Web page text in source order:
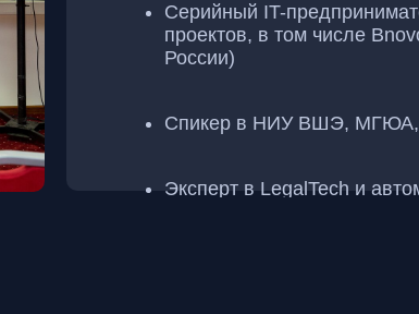
Серийный IT-
проектов, в том числе
России)
Спикер в НИУ ВШЭ, МГЮА,
Эксперт в LegalTech и